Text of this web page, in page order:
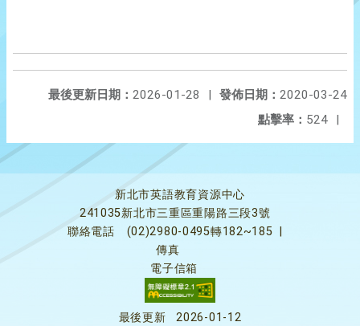
發佈日期： 2020-03-24
最後更新日期： 2026-01-28
|
點擊率： 524 |
新北市英語教育資源中心
241035新北市三重區重陽路三段3號
聯絡電話
(02)2980-0495轉182~185
傳真
電子信箱
最後更新 2026-01-12